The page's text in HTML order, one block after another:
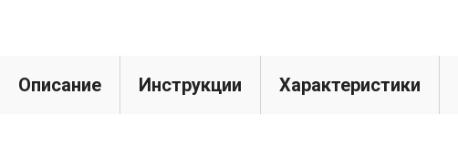
Описание Инструкции Характеристики